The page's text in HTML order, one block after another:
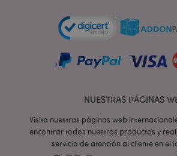
NUESTRAS PÁGINAS
Visita nuestras páginas web
encontrar todos nuestros productos y
servicio de atención al cliente en el
PHPSESSID